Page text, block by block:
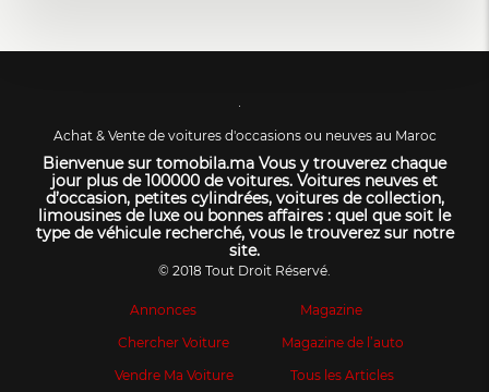
Achat & Vente de voitures d'occasions ou neuves au Maroc
Bienvenue sur tomobila.ma Vous y trouverez chaque
jour plus de 100000 de voitures. Voitures neuves et
d’occasion, petites cylindrées, voitures de collection,
limousines de luxe ou bonnes affaires : quel que soit le
type de véhicule recherché, vous le trouverez sur notre
site.
© 2018 Tout Droit Réservé.
Annonces
Chercher Voiture
Vendre Ma Voiture
Magazine
Magazine de l’auto
Tous les Articles